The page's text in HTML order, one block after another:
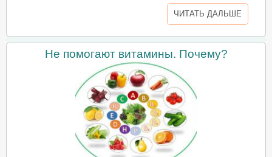
ЧИТАТЬ ДАЛЬШЕ
Не помогают витамины. Почему?